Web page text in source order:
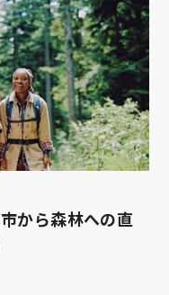
から森林への直